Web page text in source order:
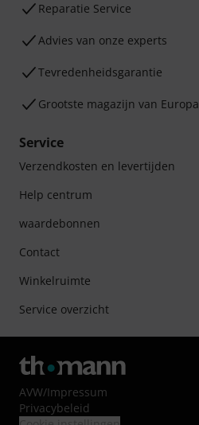
Reparatie Service
Advies van onze experts
Tevredenheidsgarantie
Grootste magazijn van Europa
Service
Verzendkosten en levertijden
Help centrum
waardebonnen
Contact
Winkelruimte
Service overzicht
AVW/Impressum
Privacybeleid